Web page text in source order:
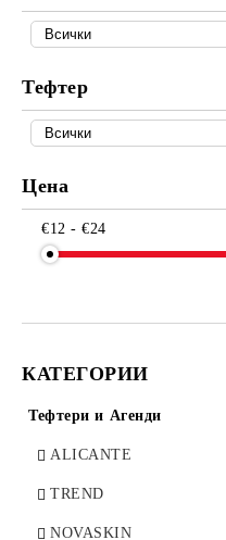
Тефтер
Цена
€12 - €24
КАТЕГОРИИ
Тефтери и Агенди
ALICANTE
TREND
NOVASKIN